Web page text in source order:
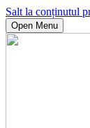
Salt la conținutul
Open Menu